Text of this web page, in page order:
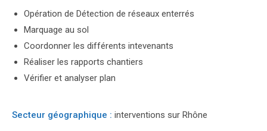
Opération de Détection de réseaux enterrés
Marquage au sol
Coordonner les différents intevenants
Réaliser les rapports chantiers
Vérifier et analyser plan
Secteur géographique : interventions sur Rhône